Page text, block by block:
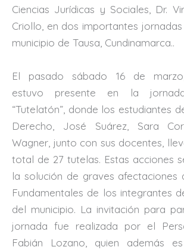
Ciencias Jurídicas y Sociales, Dr.
Criollo, en dos importantes
municipio de Tausa, Cundinamarca..
El pasado sábado 16 de marzo,
estuvo presente en la
“Tutelatón”, donde los estudiantes
Derecho, José Suárez, Sara
Wagner, junto con sus docentes,
total de 27 tutelas. Estas acciones
la solución de graves afectaciones
Fundamentales de los integrantes
del municipio. La invitación para
jornada fue realizada por el
Fabián Lozano, quien además